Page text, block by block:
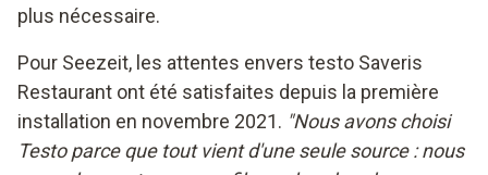
plus nécessaire.
Pour Seezeit, les attentes envers testo Saveris
Restaurant ont été satisfaites depuis la première
installation en novembre 2021. "Nous avons choisi
Testo parce que tout vient d'une seule source : nous